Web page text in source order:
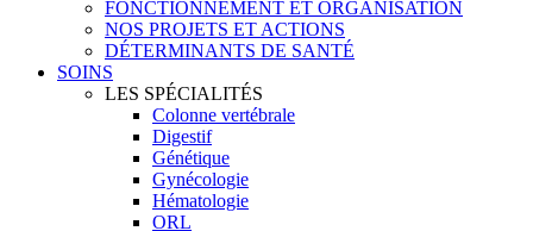
FONCTIONNEMENT ET ORGANISATION
NOS PROJETS ET ACTIONS
DÉTERMINANTS DE SANTÉ
SOINS
LES SPÉCIALITÉS
Colonne vertébrale
Digestif
Génétique
Gynécologie
Hématologie
ORL